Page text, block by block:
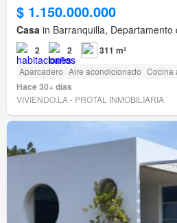
$ 1.150.000.000
Casa in Barranquilla, Departamento
2 2 311 m²
Aparcadero Aire acondicionado Cocina
Hace 30+ días
VIVIENDO.LA - PROTAL INMOBILIARIA